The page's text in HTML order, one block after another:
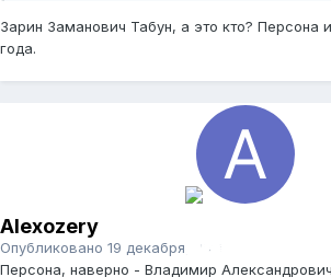
Зарин Заманович Табун, а это кто? Персона
года.
Alexozery
Опубликовано 19 декабря, 2011
Персона, наверно - Владимир